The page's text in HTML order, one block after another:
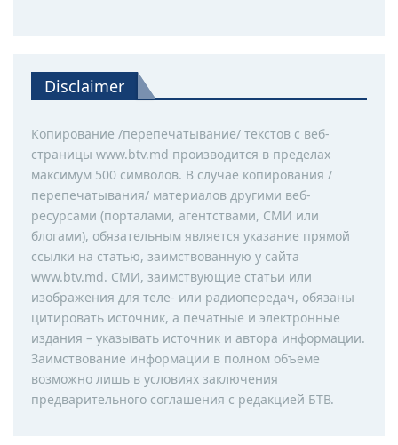
Disclaimer
Копирование /перепечатывание/ текстов с веб-
страницы www.btv.md производится в пределах
максимум 500 символов. В случае копирования /
перепечатывания/ материалов другими веб-
ресурсами (порталами, агентствами, СМИ или
блогами), обязательным является указание прямой
ссылки на статью, заимствованную у сайта
www.btv.md. СМИ, заимствующие статьи или
изображения для теле- или радиопередач, обязаны
цитировать источник, а печатные и электронные
издания – указывать источник и автора информации.
Заимствование информации в полном объёме
возможно лишь в условиях заключения
предварительного соглашения с редакцией БТВ.